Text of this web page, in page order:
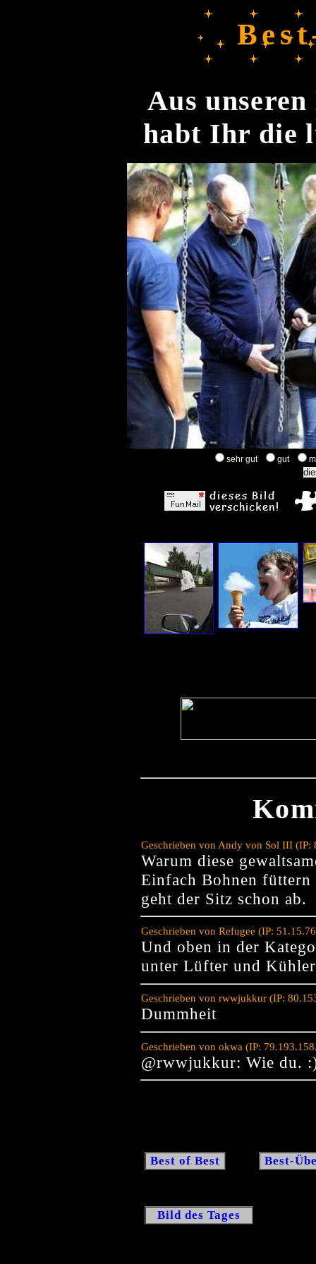
Aus
habt Ihr die
sehr gut gut
Geschrieben von Andy von Sol III (IP:
Warum diese
Einfach Bohnen füttern
geht der Sitz schon ab.
Geschrieben von Refugee (IP:
Und oben in der
unter Lüfter und
Geschrieben von rwwjukkur (IP:
Dummheit
Geschrieben von okwa (IP:
@rwwjukkur: Wie du.
Best of Best Best-
Bild des Tages